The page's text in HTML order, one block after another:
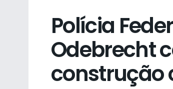
Polícia
Odebrecht
construção